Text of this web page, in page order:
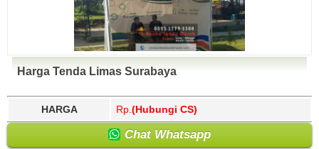
Harga Tenda Limas Surabaya
HARGA Rp. (Hubungi CS)
Chat Whatsapp